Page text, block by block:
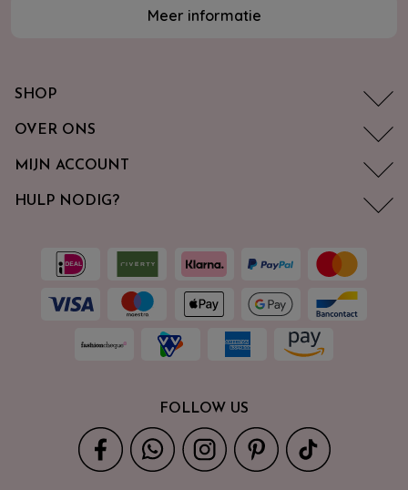
Meer informatie
SHOP
OVER ONS
MIJN ACCOUNT
HULP NODIG?
FOLLOW US